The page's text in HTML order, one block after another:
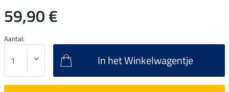
59,90 €
Aantal:
In het Winkelwagentje